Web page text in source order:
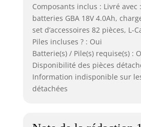
Composants inclus : Livré avec
batteries GBA 18V 4.0Ah,
set d’accessoires 82 pièces, L-
Piles incluses ? : Oui
Batterie(s) / Pile(s) requise(s) :
Disponibilité des pièces
Information indisponible sur
détachées